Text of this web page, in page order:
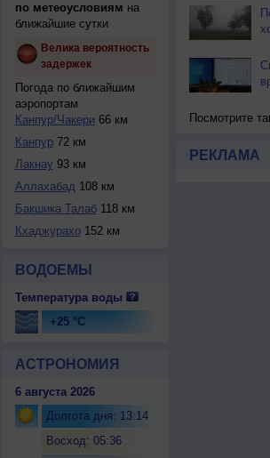
по метеоусловиям на
ближайшие сутки
Велика вероятность
задержек
Погода по ближайшим
аэропортам
Канпур/Чакери 66 км
Канпур72 км
Лакнау 93 км
Аллахабад 108 км
Бакшика Талаб118 км
Кхаджурахо152 км
ВОДОЕМЫ
Температура воды
+25 °C
АСТРОНОМИЯ
6 августа 2026
Долгота дня: 13:14
Восход: 05:36
Посмотрите
РЕКЛАМА